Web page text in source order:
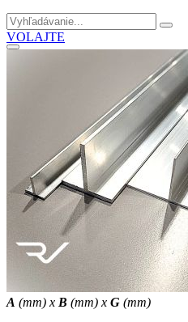
VOLAJTE
A (mm) x B (mm) x G (mm)